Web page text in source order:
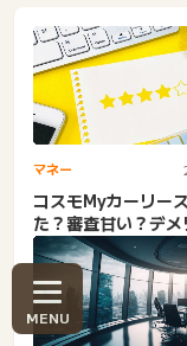
マネー
コスモMyカーリー
た？審査甘い？デメ
らけ？評判・口コミ